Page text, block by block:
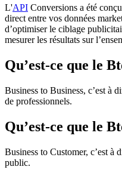
L'API Conversions a été
direct entre vos données
d’optimiser le ciblage
mesurer les résultats sur
Qu’est-ce que le
Business to Business, c’est à
de professionnels.
Qu’est-ce que le
Business to Customer, c’est à
public.